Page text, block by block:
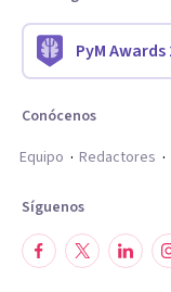
PyM Awards
Conócenos
Equipo
Redactores
Síguenos